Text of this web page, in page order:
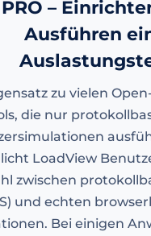
PRO –
Ausführen
zu vielen
die nur
LoadView
zwischen
S) und echten
Bei einigen